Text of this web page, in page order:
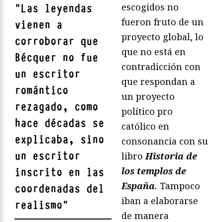
"Las leyendas
vienen a
corroborar que
Bécquer no fue
un escritor
romántico
rezagado, como
hace décadas se
explicaba, sino
un escritor
inscrito en las
coordenadas del
realismo"
escogidos no
fueron fruto de un
proyecto global, lo
que no está en
contradicción con
que respondan a
un proyecto
político pro
católico en
consonancia con su
libroHistoria de
los templos de
España. Tampoco
iban a elaborarse
de manera